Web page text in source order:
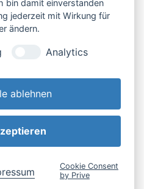
bin damit einverstanden
jederzeit mit Wirkung für
ändern.
Analytics
ablehnen
Cookie Consent
by Prive